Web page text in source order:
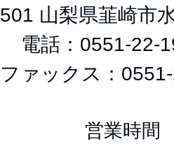
山梨県韮崎市
電話： 0551-22-
ファックス：
営業時間